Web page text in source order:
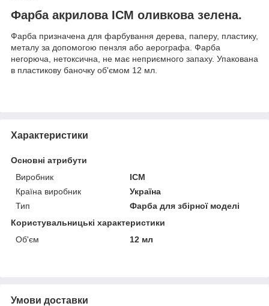
Фарба акрилова ICM оливкова зелена.
Фарба призначена для фарбування дерева, паперу, пластику,
металу за допомогою пензля або аерографа. Фарба
негорюча, нетоксична, не має неприємного запаху. Упакована
в пластикову баночку об'ємом 12 мл.
Характеристики
Основні атрибути
Виробник
ICM
Країна виробник
Україна
Тип
Фарба для збірної моделі
Користувальницькі характеристики
Об'єм
12 мл
Умови доставки